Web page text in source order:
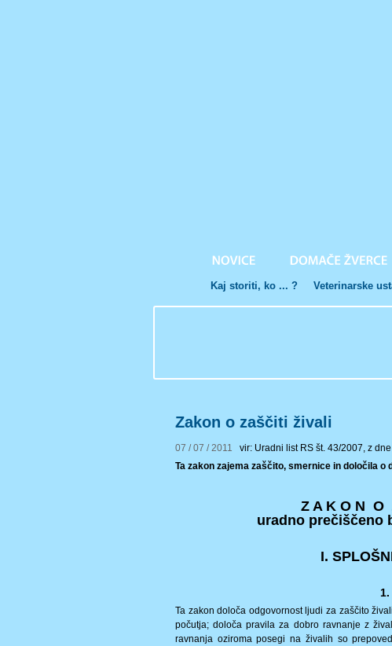
Kaj storiti, ko ... ? Veterinarske
Zakon o zaščiti živali
07 / 07 / 2011 vir: Uradni list RS št. 43/2007, z
Ta zakon zajema zaščito, smernice in določila
Z A K O N O
uradno prečiščeno
I.
Ta zakon določa odgovornost ljudi za zaščito
počutja; določa pravila za dobro ravnanje z
ravnanja oziroma posegi na živalih so